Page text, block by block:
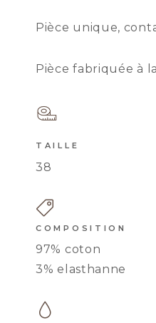
Pièce unique,
Pièce fabriquée à
TAILLE
38
COMPOSITION
97% coton
3% elasthanne